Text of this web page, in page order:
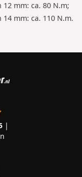
mm: ca. 80 N.m;
mm: ca. 110 N.m.
|